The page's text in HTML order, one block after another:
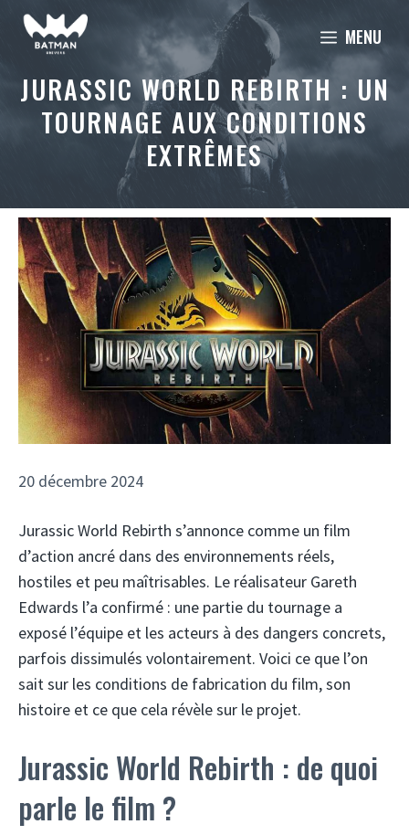
Aller
MENU
JURASSIC WORLD REBIRTH : UN
TOURNAGE AUX CONDITIONS
EXTRÊMES
20 décembre 2024
Jurassic World Rebirth s’annonce comme un film
d’action ancré dans des environnements réels,
hostiles et peu maîtrisables. Le réalisateur Gareth
Edwards l’a confirmé : une partie du tournage a
exposé l’équipe et les acteurs à des dangers concrets,
parfois dissimulés volontairement. Voici ce que l’on
sait sur les conditions de fabrication du film, son
histoire et ce que cela révèle sur le projet.
Jurassic World Rebirth : de quoi
parle le film ?